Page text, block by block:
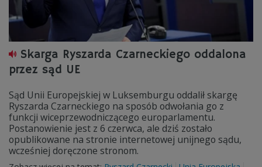
Skarga Ryszarda Czarneckiego oddalona
przez sąd UE
Sąd Unii Europejskiej w Luksemburgu oddalił skargę
Ryszarda Czarneckiego na sposób odwołania go z
funkcji wiceprzewodniczącego europarlamentu.
Postanowienie jest z 6 czerwca, ale dziś zostało
opublikowane na stronie internetowej unijnego sądu,
wcześniej doręczone stronom.